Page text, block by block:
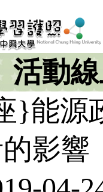
活動
}能源
影響